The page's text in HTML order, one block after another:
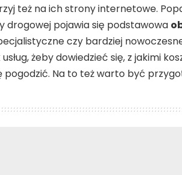
też na ich strony internetowe.
pojawia się podstawowa
czy bardziej
żeby dowiedzieć się, z jakimi
pogodzić. Na to też warto być